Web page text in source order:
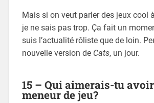
Mais si on veut parler des jeux cool
je ne sais pas trop. Ça fait un
suis l’actualité rôliste que de loin.
nouvelle version de Cats, un jour.
15 – Qui aimerais-tu
meneur de jeu?